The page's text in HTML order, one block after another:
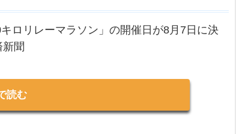
ロリレーマラソン」の開催日が8月7日に決
聞
読む